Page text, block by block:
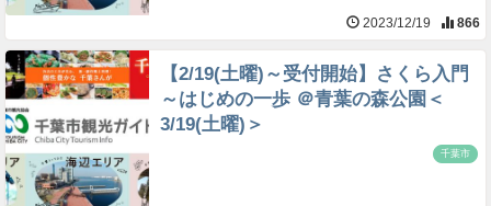
2023/12/19 866
【2/19(土曜)～受付開始】さくら入門
～はじめの一歩 ＠青葉の森公園＜
3/19(土曜)＞
千葉市